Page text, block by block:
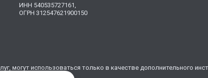
ИНН 540535727161,
ОГРН 312547621900150
могут использоваться только в качестве дополнительного